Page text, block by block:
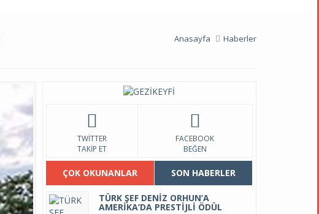
Anasayfa Haberler
TWITTER
TAKIP ET
FACEBOOK
BEĞEN
ÇOK OKUNANLAR SON HABERLER
TÜRK ŞEF DENİZ ORHUN’A
AMERİKA’DA PRESTİJLİ ÖDÜL